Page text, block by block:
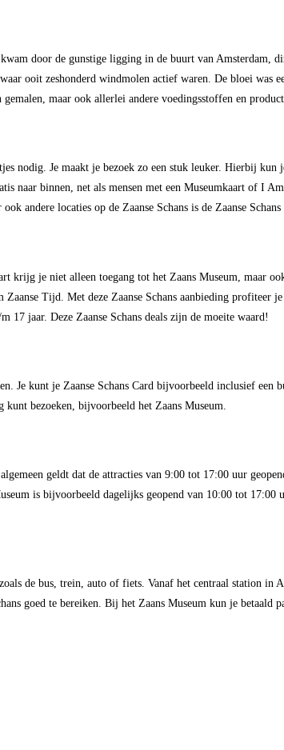
door de gunstige ligging in de buurt van Amsterdam,
ooit zeshonderd windmolen actief waren. De bloei was
maar ook allerlei andere voedingsstoffen en
nodig. Je maakt je bezoek zo een stuk leuker. Hierbij
binnen, net als mensen met een Museumkaart of I
andere locaties op de Zaanse Schans is de Zaanse Schans
krijg je niet alleen toegang tot het Zaans Museum, maar
Tijd. Met deze Zaanse Schans aanbieding
17 jaar. Deze Zaanse Schans deals zijn de moeite waard!
Je kunt je Zaanse Schans Card bijvoorbeeld inclusief
bezoeken, bijvoorbeeld het Zaans Museum.
geldt dat de attracties van 9:00 tot 17:00 uur
is bijvoorbeeld dagelijks geopend van 10:00 tot
de bus, trein, auto of fiets. Vanaf het centraal station in
goed te bereiken. Bij het Zaans Museum kun je betaald